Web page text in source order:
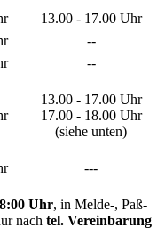
13.00 - 17.00 Uhr
--
--
13.00 - 17.00 Uhr
17.00 - 18.00 Uhr
(siehe unten)
---
Uhr, in Melde-, Paß-
nach tel. Vereinbarung